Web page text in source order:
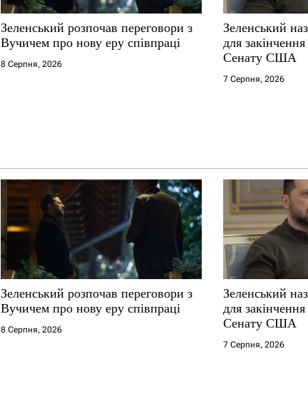
Зеленський розпочав переговори з
Вучичем про нову еру співпраці
8 Серпня, 2026
Зеленський
для
Сенату США
7 Серпня, 2026
Зеленський розпочав переговори з
Вучичем про нову еру співпраці
8 Серпня, 2026
Зеленський
для
Сенату США
7 Серпня, 2026